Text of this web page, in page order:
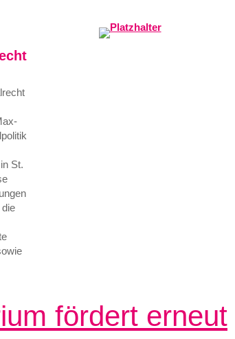
St.
fördert erneut